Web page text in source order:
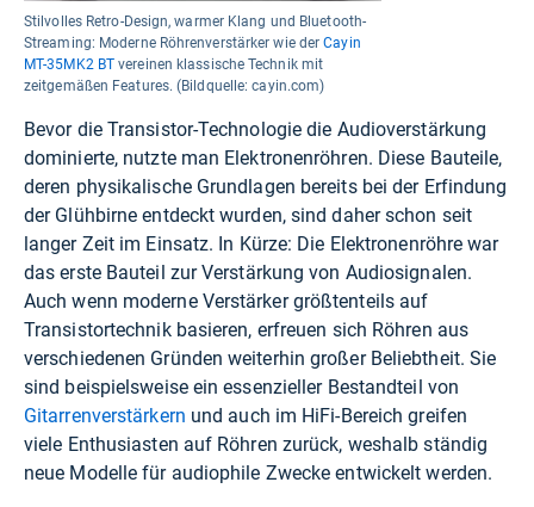
Stilvolles Retro-Design, warmer Klang und Bluetooth-
Streaming: Moderne Röhrenverstärker wie derCayin
MT-35MK2 BT vereinen klassische Technik mit
zeitgemäßen Features. (Bildquelle: cayin.com)
Bevor die Transistor-Technologie die Audioverstärkung
dominierte, nutzte man Elektronenröhren. Diese Bauteile,
deren physikalische Grundlagen bereits bei der Erfindung
der Glühbirne entdeckt wurden, sind daher schon seit
langer Zeit im Einsatz. In Kürze: Die Elektronenröhre war
das erste Bauteil zur Verstärkung von Audiosignalen.
Auch wenn moderne Verstärker größtenteils auf
Transistortechnik basieren, erfreuen sich Röhren aus
verschiedenen Gründen weiterhin großer Beliebtheit. Sie
sind beispielsweise ein essenzieller Bestandteil von
Gitarrenverstärkern und auch im HiFi-Bereich greifen
viele Enthusiasten auf Röhren zurück, weshalb ständig
neue Modelle für audiophile Zwecke entwickelt werden.